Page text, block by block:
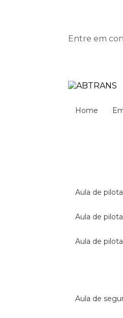
Entre em
Home
aula de
aula de
aula de
aula de